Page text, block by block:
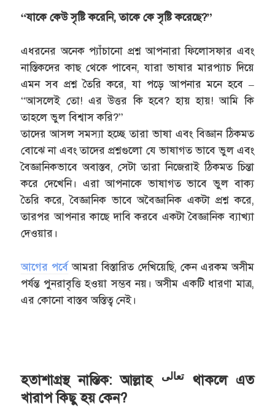
“যাকে কেউ সৃষ্টি করেনি, তাকে কে সৃষ্টি করেছে?”
এধরনের অনেক প্যাঁচানো প্রশ্ন আপনারা ফিলোসফার এবং
নাস্তিকদের কাছ থেকে পাবেন, যারা ভাষার মারপ্যাচ দিয়ে
এমন সব প্রশ্ন তৈরি করে, যা পড়ে আপনার মনে হবে –
“আসলেই তো! এর উত্তর কি হবে? হায় হায়! আমি কি
তাহলে ভুল বিশ্বাস করি?”
তাদের আসল সমস্যা হচ্ছে তারা ভাষা এবং বিজ্ঞান ঠিকমত
বোঝে না এবং তাদের প্রশ্নগুলো যে ভাষাগত ভাবে ভুল এবং
বৈজ্ঞানিকভাবে অবাস্তব, সেটা তারা নিজেরাই ঠিকমত চিন্তা
করে দেখেনি। এরা আপনাকে ভাষাগত ভাবে ভুল বাক্য
তৈরি করে, বৈজ্ঞানিক ভাবে অবৈজ্ঞানিক একটা প্রশ্ন করে,
তারপর আপনার কাছে দাবি করবে একটা বৈজ্ঞানিক ব্যাখ্যা
দেওয়ার।
আগের পর্বে আমরা বিস্তারিত দেখিয়েছি, কেন এরকম অসীম
পর্যন্ত পুনরাবৃত্তি হওয়া সম্ভব নয়। অসীম একটি ধারণা মাত্র,
এর কোনো বাস্তব অস্তিত্ব নেই।
হতাশাগ্রস্থ নাস্তিক: আল্লাহ تعالىথাকলে এত
খারাপ কিছু হয় কেন?